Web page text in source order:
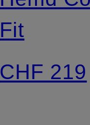
Fit
CHF 219